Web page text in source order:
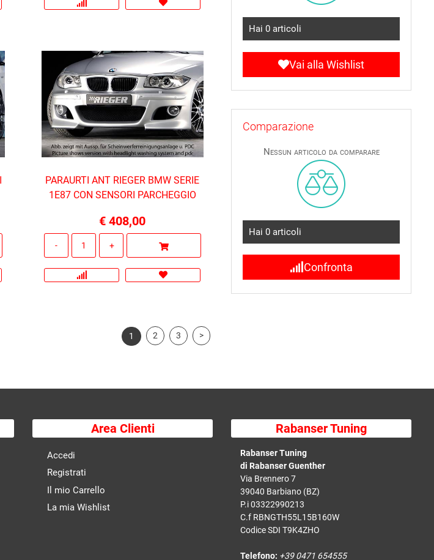
PARAURTI ANT RIEGER BMW SERIE
1E87 CON SENSORI PARCHEGGIO
€ 408,00
1 2 3 >
Hai 0 articoli
Vai alla Wishlist
Comparazione
Nessun articolo da comparare
Hai 0 articoli
Confronta
Area Clienti
Accedi
Registrati
Il mio Carrello
La mia Wishlist
Rabanser Tuning
Rabanser Tuning
di Rabanser Guenther
Via Brennero 7
39040 Barbiano (BZ)
P.i 03322990213
C.f RBNGTH55L15B160W
Codice SDI T9K4ZHO
Telefono: +39 0471 654555